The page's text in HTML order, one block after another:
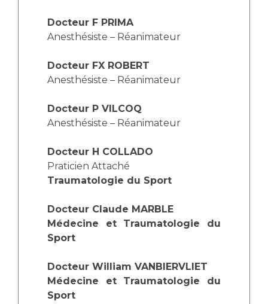
Docteur F PRIMA
Anesthésiste – Réanimateur
Docteur FX ROBERT
Anesthésiste – Réanimateur
Docteur P VILCOQ
Anesthésiste – Réanimateur
Docteur H COLLADO
Praticien Attaché
Traumatologie du Sport
Docteur Claude MARBLE
Médecine et Traumatologie du
Sport
Docteur William VANBIERVLIET
Médecine et Traumatologie du
Sport